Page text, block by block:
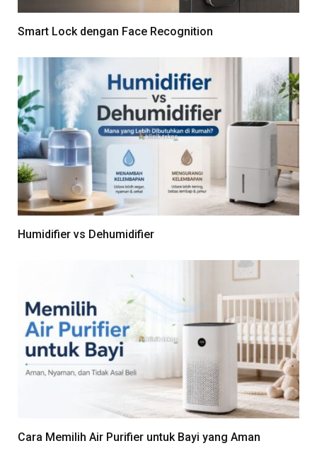
Smart Lock dengan Face Recognition
Humidifier vs Dehumidifier
Cara Memilih Air Purifier untuk Bayi yang Aman